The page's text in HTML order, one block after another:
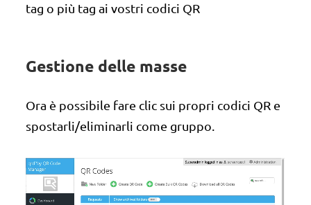
tag o più tag ai vostri codici QR
Gestione delle masse
Ora è possibile fare clic sui propri codici QR e
spostarli/eliminarli come gruppo.